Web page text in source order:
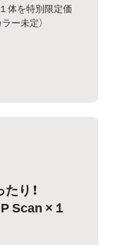
体を特別限定価
ー未定）
り！
Scan ×１